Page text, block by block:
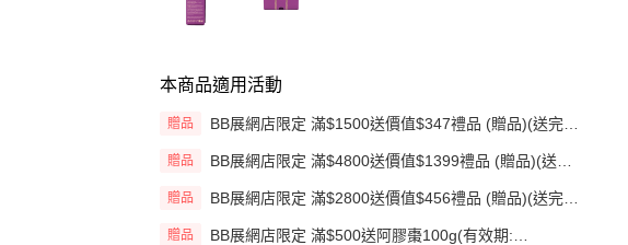
本商品適用活動
贈品
BB展網店限定 滿$1500送價值$347禮品 (贈品)(送完即
贈品
BB展網店限定 滿$4800送價值$1399禮品 (贈品)(送完
贈品
BB展網店限定 滿$2800送價值$456禮品 (贈品)(送完即
贈品
BB展網店限定 滿$500送阿膠棗100g(有效期: